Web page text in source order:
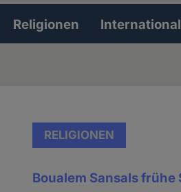
Religionen
RELIGIONEN
Boualem Sansals